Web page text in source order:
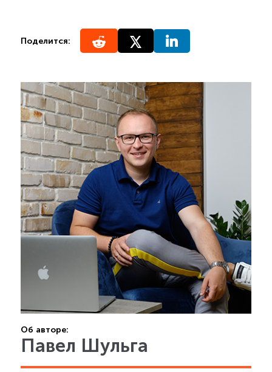
Поделится:
Об авторе:
Павел Шульга